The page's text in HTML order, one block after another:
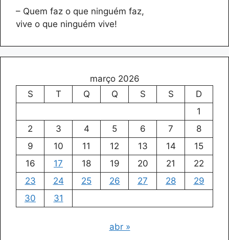
– Quem faz o que ninguém faz,
vive o que ninguém vive!
março 2026
S
T Q Q S S
D
1
2
3 4 5 6 7
8
9
10 11 12 13 14
15
16
17 18 19 20 21
22
23
24 25 26 27 28
29
30
31
abr »